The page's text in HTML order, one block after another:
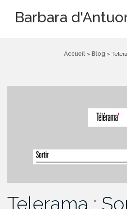
Barbara
Accueil» Blog »
Telerama :